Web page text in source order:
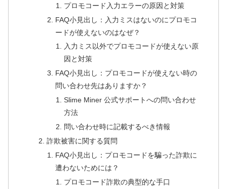
プロモコード入力エラーの原因と対策
FAQ小見出し：入力ミスはないのにプロモコ
ードが使えないのはなぜ？
入力ミス以外でプロモコードが使えない原
因と対策
FAQ小見出し：プロモコードが使えない時の
問い合わせ先はありますか？
Slime Miner 公式サポートへの問い合わせ
方法
問い合わせ時に記載するべき情報
詐欺被害に関する質問
FAQ小見出し：プロモコードを騙った詐欺に
遭わないためには？
プロモコード詐欺の典型的な手口